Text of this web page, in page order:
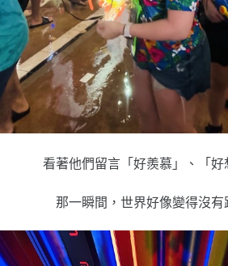
看著他們留言「好羨慕」、「好
那一瞬間，世界好像變得沒有